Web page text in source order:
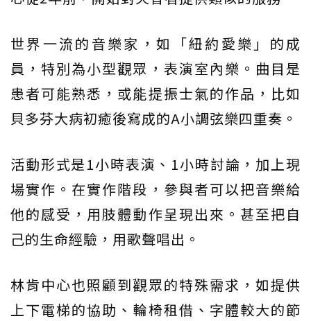
世界一流的音樂家，如「紐約愛樂」的成
員，特別為小型觀眾，表演室內樂。曲目是
患者可能熟悉，或能提振士氣的作品，比如
貝多芬大病初癒後寫成的A小調弦樂四重奏。
活動形式是1小時表演、1小時討論，加上現
場實作。在實作階段，參與者可以把音樂給
他的感受，用肢體動作呈現出來。甚至把自
己的生命經驗，用歌聲唱出。
林肯中心也照顧到觀眾的特殊需求，如提供
上下電梯的協助、輪椅租借、字體較大的節